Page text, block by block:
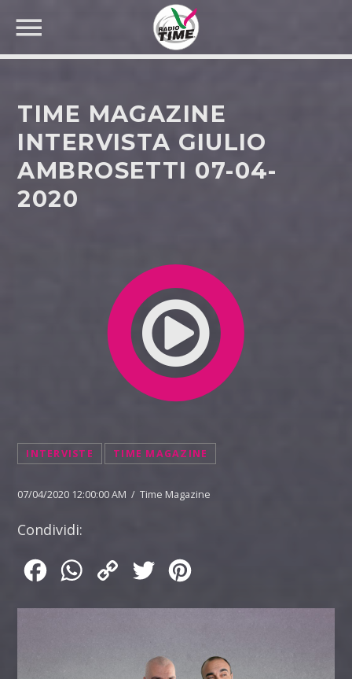
CERCA NEL SITO WEB:
TIME MAGAZINE
INTERVISTA GIULIO
AMBROSETTI 07-04-
2020
INTERVISTE TIME MAGAZINE
07/04/2020 12:00:00 AM / Time Magazine
Condividi:
FacebookWhatsApp
Copy
Twitter